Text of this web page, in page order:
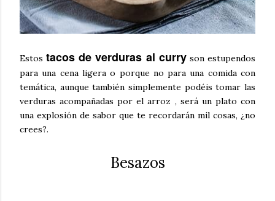
Estostacos de verduras al curryson estupendos
para una cena ligera o porque no para una comida con
temática, aunque también simplemente podéis tomar las
verduras acompañadas por el arroz , será un plato con
una explosión de sabor que te recordarán mil cosas, ¿no
crees?.
Besazos